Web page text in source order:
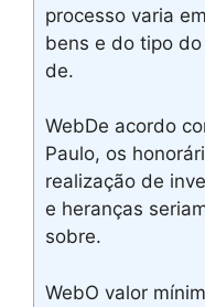
processo varia
bens e do tipo
de.
WebDe acordo
Paulo, os
realização de
e heranças
sobre.
WebO valor